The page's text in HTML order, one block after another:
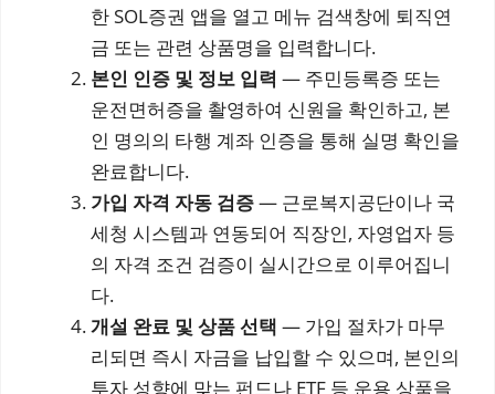
한 SOL증권 앱을 열고 메뉴 검색창에 퇴직연
금 또는 관련 상품명을 입력합니다.
본인 인증 및 정보 입력 — 주민등록증 또는
운전면허증을 촬영하여 신원을 확인하고, 본
인 명의의 타행 계좌 인증을 통해 실명 확인을
완료합니다.
가입 자격 자동 검증— 근로복지공단이나 국
세청 시스템과 연동되어 직장인, 자영업자 등
의 자격 조건 검증이 실시간으로 이루어집니
다.
개설 완료 및 상품 선택 — 가입 절차가 마무
리되면 즉시 자금을 납입할 수 있으며, 본인의
투자 성향에 맞는 펀드나 ETF 등 운용 상품을